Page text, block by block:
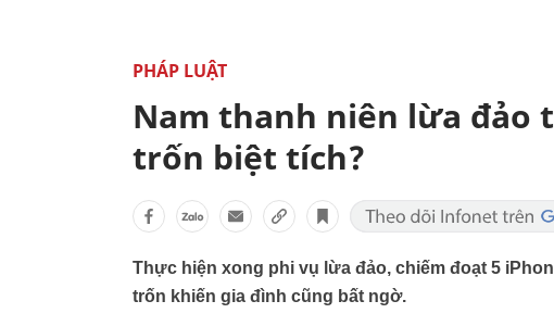
PHÁP LUẬT
Nam thanh niên lừa đảo
trốn biệt tích?
Thực hiện xong phi vụ lừa đảo, chiếm đoạt 5
trốn khiến gia đình cũng bất ngờ.